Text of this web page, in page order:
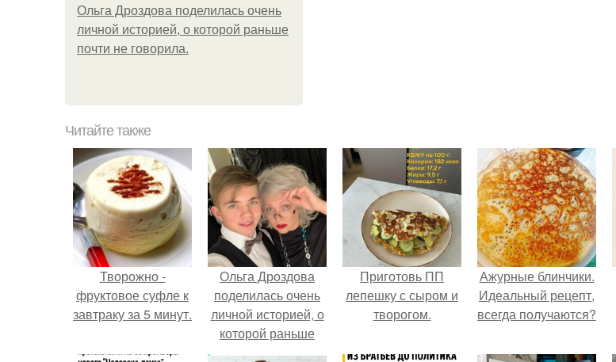
Ольга Дроздова поделилась очень
личной историей, о которой раньше
почти не говорила.
Читайте также
Творожно -
фруктовое суфле к
завтраку за 5 минут.
Ольга Дроздова
поделилась очень
личной историей, о
которой раньше
почти не говорила.
Приготовь ПП
лепешку с сыром и
творогом.
Ажурные блинчики.
Идеальный рецепт,
всегда получаются?